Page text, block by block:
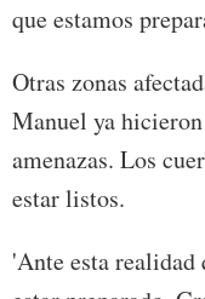
que estamos
Otras zonas
Manuel ya
amenazas. Los
estar listos.
'Ante esta